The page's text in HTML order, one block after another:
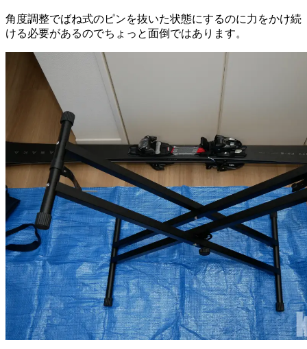
角度調整でばね式のピンを抜いた状態にするのに力をかけ続
ける必要があるのでちょっと面倒ではあります。